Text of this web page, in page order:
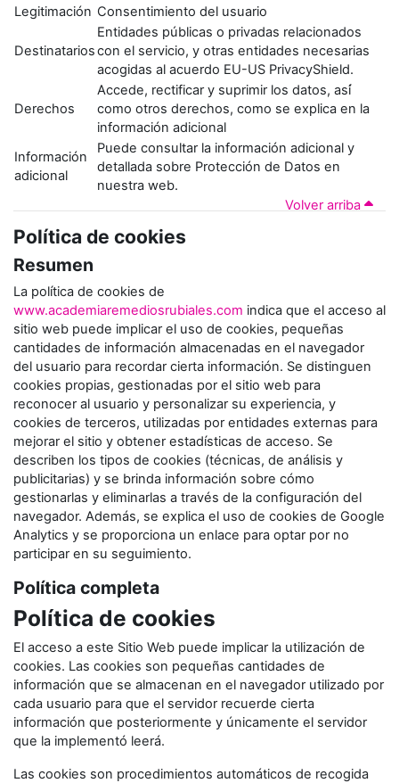
Legitimación Consentimiento del usuario
Destinatarios
Entidades públicas o privadas relacionados
con el servicio, y otras entidades necesarias
acogidas al acuerdo EU-US PrivacyShield.
Derechos
Accede, rectificar y suprimir los datos, así́
como otros derechos, como se explica en la
información adicional
Información
adicional
Puede consultar la información adicional y
detallada sobre Protección de Datos en
nuestra web.
Volver arriba
Política de cookies
Resumen
La política de cookies de
www.academiaremediosrubiales.com indica que el acceso al
sitio web puede implicar el uso de cookies, pequeñas
cantidades de información almacenadas en el navegador
del usuario para recordar cierta información. Se distinguen
cookies propias, gestionadas por el sitio web para
reconocer al usuario y personalizar su experiencia, y
cookies de terceros, utilizadas por entidades externas para
mejorar el sitio y obtener estadísticas de acceso. Se
describen los tipos de cookies (técnicas, de análisis y
publicitarias) y se brinda información sobre cómo
gestionarlas y eliminarlas a través de la configuración del
navegador. Además, se explica el uso de cookies de Google
Analytics y se proporciona un enlace para optar por no
participar en su seguimiento.
Política completa
Política de cookies
El acceso a este Sitio Web puede implicar la utilización de
cookies. Las cookies son pequeñas cantidades de
información que se almacenan en el navegador utilizado por
cada usuario para que el servidor recuerde cierta
información que posteriormente y únicamente el servidor
que la implementó leerá.
Las cookies son procedimientos automáticos de recogida